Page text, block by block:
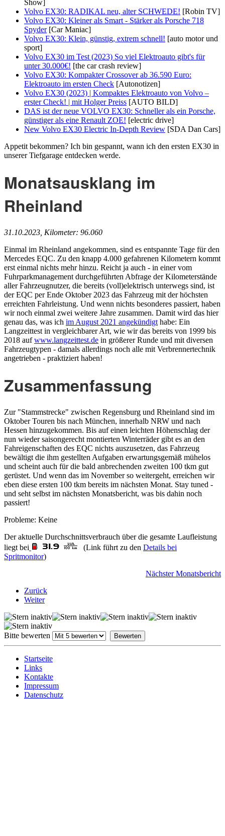
Show]
Volvo EX30: RADIKAL neu, alter SCHWEDE! [Robin TV]
Volvo EX30: Kleiner als Smart - Stärker als Porsche 718
Spyder[Car Maniac]
Volvo EX30: Klein, günstig, extrem schnell! [auto motor und
sport]
Volvo EX30 im Test (2023) So viel Elektroauto gibt's für
unter 30.000€! [the car crash review]
Volvo EX30: Kompakter Crossover ab 36.590 Euro:
Elektroauto im ersten Check [Autonotizen]
Volvo EX30 (2023) | Kompaktes Elektroauto von Volvo –
erster Check! | mit Holger Preiss [AUTO BILD]
DAS ist der neue VOLVO EX30: Schneller als ein Porsche,
günstiger als eine Renault ZOE! [electric drive]
New Volvo EX30 Electric In-Depth Review [SDA Dan Cars]
Appetit bekommen? Ich bin gespannt, wann ich den ersten EX30 in
unserer Tiefgarage entdecken werde.
Monatsausklang im
Rheinland
31.10.2023, Kilometer: 96.060
Einmal im Rheinland angekommen, sind es entspannte Tage für den
Mercedes EQC. Zu den knapp 4.000 gefahrenen Kilometern kommt
erst einmal nichts mehr hinzu. Reicht ja auch - in einer vom
Fuhrparkmanagement durchgeführten Abfrage der Kilometerstände
aller Fahrzeugnutzer, die bereits (voll)elektrisch unterwegs sind, ist
der EQC per Ende Oktober 2023 das Fahrzeug mit der höchsten
erreichten Fahrleistung. Und wenn nichts besonderes passiert, haben
wir noch einmal zwei weitere Jahre zusammen. Damit wird das hier
genau das, was ich im August 2021 angekündigt habe: Ein
Langzeittest in vergleichbarer Art, wie wir das bereits von 1999 bis
2018 aufwww.langzeittest.de in größerer Runde und mit diversen
Fahrzeugtypen - damals allerdings noch alle mit Verbrennertechnik
angetrieben - praktiziert haben!
Zusammenfassung
Zur "Stammstrecke" zwischen Regensburg und Rheinland sind im
Oktober Touren bis nach München, innerhalb NRW und nach
Hessen hinzugekommen. Bis auf einen leichten Höhenschlag der
nun wieder saisongerecht montierten Winterräder gibt es an den
Fahreigenschaften des EQC nichts auszusetzen, das Fahrzeug
bewältigt die ihm gestellten Aufgaben erwartungsgemäß mühelos
und scheint auch für die bald anbrechenden zweiten 100 tkm gut
gerüstet. Und wenn das im November so weitergeht, erreichen wir
eben diese ersten 100 tkm bereits im nächsten Monat. Stay tuned -
und seht selbst im nächsten Monatsbericht, was bis dahin noch
passiert!
Probleme: Keine
Der aktuelle Durchschnittsverbrauch über die gesamte Laufleistung
liegt bei
(Link führt zu den Details bei
Spritmonitor)
Nächster Monatsbericht
Zurück
Weiter
Bitte bewerten
Startseite
Links
Kontakte
Impressum
Datenschutz